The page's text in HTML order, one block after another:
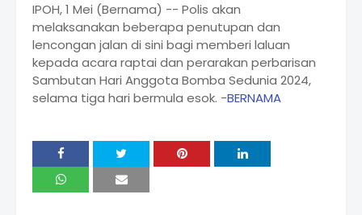
IPOH, 1 Mei (Bernama) -- Polis akan
melaksanakan beberapa penutupan dan
lencongan jalan di sini bagi memberi laluan
kepada acara raptai dan perarakan perbarisan
Sambutan Hari Anggota Bomba Sedunia 2024,
selama tiga hari bermula esok. -BERNAMA